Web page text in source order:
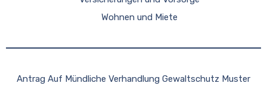
Wohnen und Miete
Antrag Auf Mündliche Verhandlung Gewaltschutz Muster